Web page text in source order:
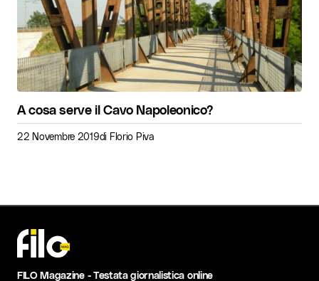
A cosa serve il Cavo Napoleonico?
22 Novembre 2019di Florio Piva
FILO Magazine - Testata giornalistica online